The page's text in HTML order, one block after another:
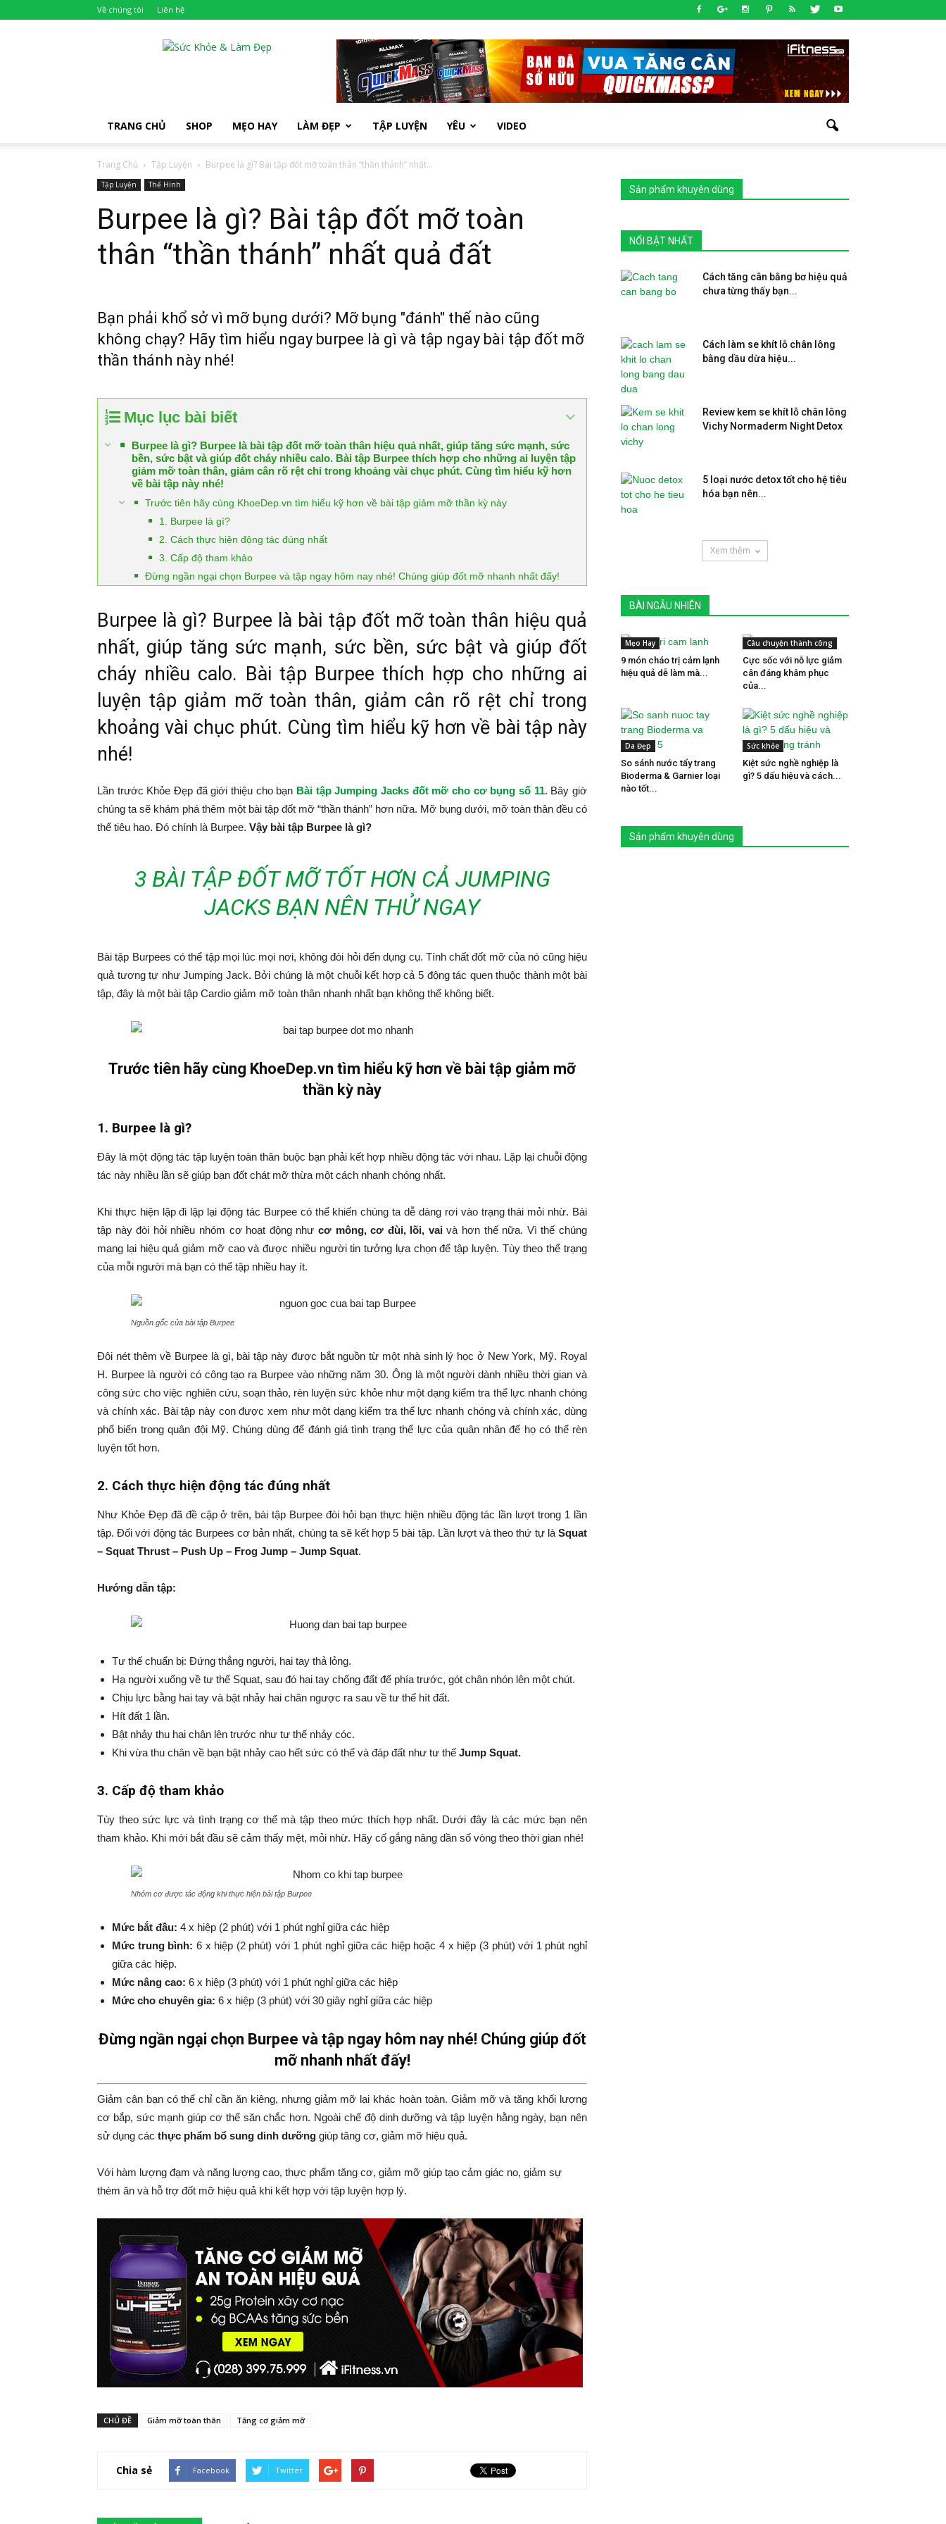
Về chúng tôi Liên hệ
TRANG CHỦ SHOP MẸO HAY LÀM ĐẸP TẬP LUYỆN YÊU VIDEO
Trang Chủ Tập Luyện Burpee là gì? Bài tập đốt mỡ toàn thân “thần thánh” nhất...
Tập Luyện Thể Hình
Burpee là gì? Bài tập đốt mỡ toàn
thân “thần thánh” nhất quả đất
Bạn phải khổ sở vì mỡ bụng dưới? Mỡ bụng "đánh" thế nào cũng
không chạy? Hãy tìm hiểu ngay burpee là gì và tập ngay bài tập đốt mỡ
thần thánh này nhé!
Mục lục bài biết
Burpee là gì? Burpee là bài tập đốt mỡ toàn thân hiệu quả nhất, giúp tăng sức mạnh, sức
bền, sức bật và giúp đốt cháy nhiều calo. Bài tập Burpee thích hợp cho những ai luyện tập
giảm mỡ toàn thân, giảm cân rõ rệt chỉ trong khoảng vài chục phút. Cùng tìm hiểu kỹ hơn
về bài tập này nhé!
Trước tiên hãy cùng KhoeDep.vn tìm hiểu kỹ hơn về bài tập giảm mỡ thần kỳ này
1. Burpee là gì?
2. Cách thực hiện động tác đúng nhất
3. Cấp độ tham khảo
Đừng ngần ngại chọn Burpee và tập ngay hôm nay nhé! Chúng giúp đốt mỡ nhanh nhất đấy!
Burpee là gì? Burpee là bài tập đốt mỡ toàn thân hiệu quả
nhất, giúp tăng sức mạnh, sức bền, sức bật và giúp đốt
cháy nhiều calo. Bài tập Burpee thích hợp cho những ai
luyện tập giảm mỡ toàn thân, giảm cân rõ rệt chỉ trong
khoảng vài chục phút. Cùng tìm hiểu kỹ hơn về bài tập này
nhé!
Lần trước Khỏe Đẹp đã giới thiệu cho bạn Bài tập Jumping Jacks đốt mỡ cho cơ bụng số 11. Bây giờ
chúng ta sẽ khám phá thêm một bài tập đốt mỡ “thần thánh” hơn nữa. Mỡ bụng dưới, mỡ toàn thân đều có
thể tiêu hao. Đó chính là Burpee. Vậy bài tập Burpee là gì?
3 BÀI TẬP ĐỐT MỠ TỐT HƠN CẢ JUMPING
JACKS BẠN NÊN THỬ NGAY
Bài tập Burpees có thể tập mọi lúc mọi nơi, không đòi hỏi đến dụng cụ. Tính chất đốt mỡ của nó cũng hiệu
quả tương tự như Jumping Jack. Bởi chúng là một chuỗi kết hợp cả 5 động tác quen thuộc thành một bài
tập, đây là một bài tập Cardio giảm mỡ toàn thân nhanh nhất bạn không thể không biết.
Trước tiên hãy cùng KhoeDep.vn tìm hiểu kỹ hơn về bài tập giảm mỡ
thần kỳ này
1. Burpee là gì?
Đây là một động tác tập luyện toàn thân buộc bạn phải kết hợp nhiều động tác với nhau. Lặp lại chuỗi động
tác này nhiều lần sẽ giúp bạn đốt chát mỡ thừa một cách nhanh chóng nhất.
Khi thực hiện lặp đi lặp lại động tác Burpee có thể khiến chúng ta dễ dàng rơi vào trạng thái mỏi nhừ. Bài
tập này đòi hỏi nhiều nhóm cơ hoạt động như cơ mông, cơ đùi, lõi, vaivà hơn thế nữa. Vì thế chúng
mang lại hiệu quả giảm mỡ cao và được nhiều người tin tưởng lựa chọn để tập luyện. Tùy theo thể trạng
của mỗi người mà bạn có thể tập nhiều hay ít.
Nguồn gốc của bài tập Burpee
Đôi nét thêm về Burpee là gì, bài tập này được bắt nguồn từ một nhà sinh lý học ở New York, Mỹ. Royal
H. Burpee là người có công tạo ra Burpee vào những năm 30. Ông là một người dành nhiều thời gian và
công sức cho việc nghiên cứu, soạn thảo, rèn luyện sức khỏe như một dạng kiểm tra thể lực nhanh chóng
và chính xác. Bài tập này con được xem như một dạng kiểm tra thể lực nhanh chóng và chính xác, dùng
phổ biến trong quân đội Mỹ. Chúng dùng để đánh giá tình trạng thể lực của quân nhân để họ có thể rèn
luyện tốt hơn.
2. Cách thực hiện động tác đúng nhất
Như Khỏe Đẹp đã đề cập ở trên, bài tập Burpee đòi hỏi bạn thực hiện nhiều động tác lần lượt trong 1 lần
tập. Đối với động tác Burpees cơ bản nhất, chúng ta sẽ kết hợp 5 bài tập. Lần lượt và theo thứ tự là Squat
– Squat Thrust – Push Up – Frog Jump – Jump Squat.
Hướng dẫn tập:
Tư thế chuẩn bị: Đứng thẳng người, hai tay thả lỏng.
Hạ người xuống về tư thế Squat, sau đó hai tay chống đất để phía trước, gót chân nhón lên một chút.
Chịu lực bằng hai tay và bật nhảy hai chân ngược ra sau về tư thế hít đất.
Hít đất 1 lần.
Bật nhảy thu hai chân lên trước như tư thế nhảy cóc.
Khi vừa thu chân về bạn bật nhảy cao hết sức có thể và đáp đất như tư thế Jump Squat.
3. Cấp độ tham khảo
Tùy theo sức lực và tình trạng cơ thể mà tập theo mức thích hợp nhất. Dưới đây là các mức bạn nên
tham khảo. Khi mới bắt đầu sẽ cảm thấy mệt, mỏi nhừ. Hãy cố gắng nâng dần số vòng theo thời gian nhé!
Nhóm cơ được tác động khi thực hiện bài tập Burpee
Mức bắt đầu: 4 x hiệp (2 phút) với 1 phút nghỉ giữa các hiệp
Mức trung bình: 6 x hiệp (2 phút) với 1 phút nghỉ giữa các hiệp hoặc 4 x hiệp (3 phút) với 1 phút nghỉ
giữa các hiệp.
Mức nâng cao: 6 x hiệp (3 phút) với 1 phút nghỉ giữa các hiệp
Mức cho chuyên gia: 6 x hiệp (3 phút) với 30 giây nghỉ giữa các hiệp
Đừng ngần ngại chọn Burpee và tập ngay hôm nay nhé! Chúng giúp đốt
mỡ nhanh nhất đấy!
Giảm cân bạn có thể chỉ cần ăn kiêng, nhưng giảm mỡ lại khác hoàn toàn. Giảm mỡ và tăng khối lượng
cơ bắp, sức mạnh giúp cơ thể săn chắc hơn. Ngoài chế độ dinh dưỡng và tập luyện hằng ngày, bạn nên
sử dụng các thực phẩm bổ sung dinh dưỡng giúp tăng cơ, giảm mỡ hiệu quả.
Với hàm lượng đạm và năng lượng cao, thực phẩm tăng cơ, giảm mỡ giúp tạo cảm giác no, giảm sự
thèm ăn và hỗ trợ đốt mỡ hiệu quả khi kết hợp với tập luyện hợp lý.
CHỦ ĐỀ Giảm mỡ toàn thân Tăng cơ giảm mỡ
Chia sẻ Facebook Twitter
Sản phẩm khuyên dùng
NỔI BẬT NHẤT
Cách tăng cân bằng bơ hiệu quả
chưa từng thấy bạn...
Cách làm se khít lỗ chân lông
bằng dầu dừa hiệu...
Review kem se khít lỗ chân lông
Vichy Normaderm Night Detox
5 loại nước detox tốt cho hệ tiêu
hóa bạn nên...
Xem thêm
BÀI NGẪU NHIÊN
Mẹo Hay
9 món cháo trị cảm lạnh
hiệu quả dễ làm mà...
Câu chuyện thành công
Cực sốc với nỗ lực giảm
cân đáng khâm phục
của...
Da Đẹp
So sánh nước tẩy trang
Bioderma & Garnier loại
nào tốt...
Sức khỏe
Kiệt sức nghề nghiệp là
gì? 5 dấu hiệu và cách...
Sản phẩm khuyên dùng